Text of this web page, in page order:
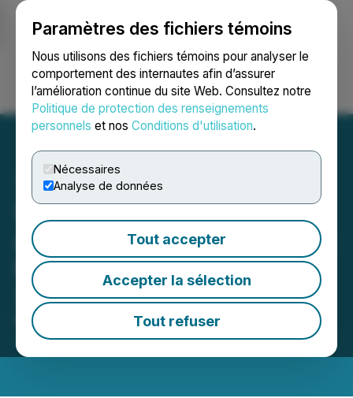
Paramètres des fichiers témoins
Nous utilisons des fichiers témoins pour analyser le
comportement des internautes afin d’assurer
l’amélioration continue du site Web. Consultez notre
Politique de protection des renseignements
personnels et nos Conditions d'utilisation.
Nécessaires
Analyse de données
Tout accepter
Accepter la sélection
Tout refuser
Ouvrir une session Recherche English
Sonim Technologies
Announces Participation in
the LD Micro Invitational
XIII
May 31, 2023 9:00 AM EDT | Source:
(formerly Sonim Technologies Inc.)